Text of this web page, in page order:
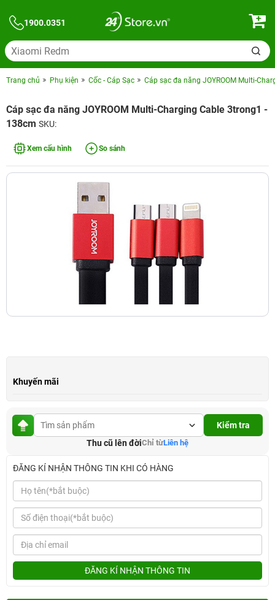
1900.0351
Trang chủ Phụ kiện Cốc - Cáp Sạc Cáp sạc đa năng JOYROOM Multi-
Cáp sạc đa năng JOYROOM Multi-Charging Cable 3trong1 -
138cm SKU:
Xem cấu hình So sánh
Khuyến mãi
Kiểm tra
Thu cũ lên đờiChỉ từLiên hệ
ĐĂNG KÍ NHẬN THÔNG TIN KHI CÓ HÀNG
ĐĂNG KÍ NHẬN THÔNG TIN